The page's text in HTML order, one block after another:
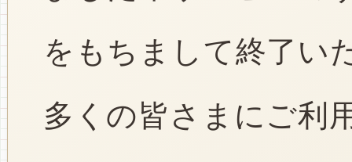
をもちまして終了い
多くの皆さまにご利